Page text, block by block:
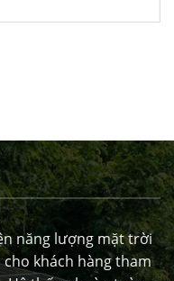
năng lượng mặt trời
khách hàng tham